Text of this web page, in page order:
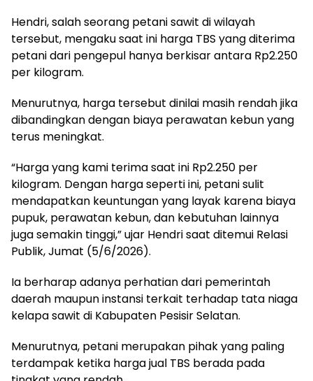
Hendri, salah seorang petani sawit di wilayah
tersebut, mengaku saat ini harga TBS yang diterima
petani dari pengepul hanya berkisar antara Rp2.250
per kilogram.
Menurutnya, harga tersebut dinilai masih rendah jika
dibandingkan dengan biaya perawatan kebun yang
terus meningkat.
“Harga yang kami terima saat ini Rp2.250 per
kilogram. Dengan harga seperti ini, petani sulit
mendapatkan keuntungan yang layak karena biaya
pupuk, perawatan kebun, dan kebutuhan lainnya
juga semakin tinggi,” ujar Hendri saat ditemui Relasi
Publik, Jumat (5/6/2026).
Ia berharap adanya perhatian dari pemerintah
daerah maupun instansi terkait terhadap tata niaga
kelapa sawit di Kabupaten Pesisir Selatan.
Menurutnya, petani merupakan pihak yang paling
terdampak ketika harga jual TBS berada pada